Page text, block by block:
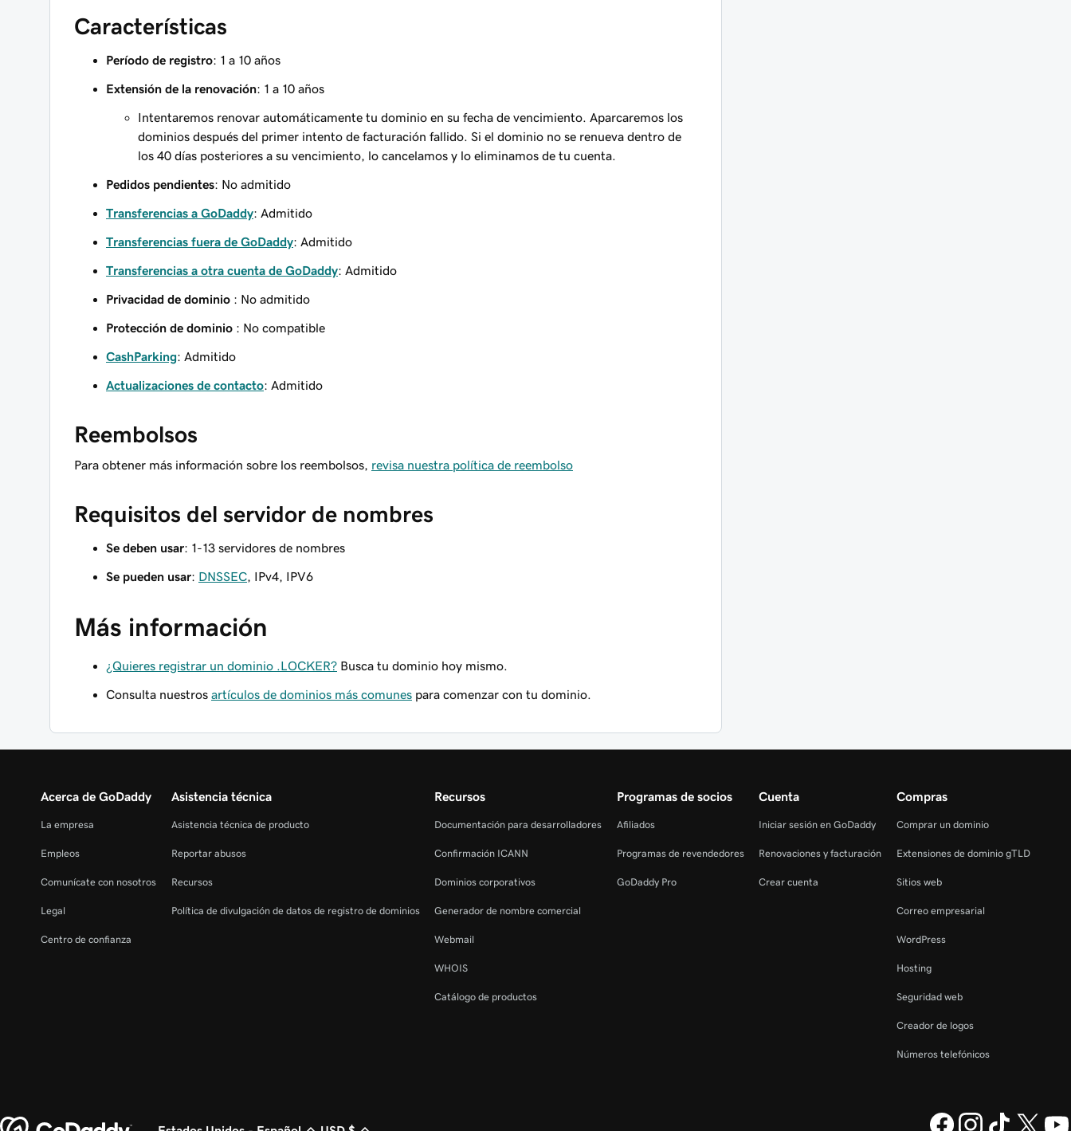
Características
Período de registro: 1 a 10 años
Extensión de la renovación: 1 a 10 años
Intentaremos renovar automáticamente tu dominio en su fecha de vencimiento. Aparcaremos los
dominios después del primer intento de facturación fallido. Si el dominio no se renueva dentro de
los 40 días posteriores a su vencimiento, lo cancelamos y lo eliminamos de tu cuenta.
Pedidos pendientes: No admitido
Transferencias a GoDaddy: Admitido
Transferencias fuera de GoDaddy: Admitido
Transferencias a otra cuenta de GoDaddy: Admitido
Privacidad de dominio : No admitido
Protección de dominio : No compatible
CashParking: Admitido
Actualizaciones de contacto‌‌: Admitido
Reembolsos
Para obtener más información sobre los reembolsos, revisa nuestra política de reembolso
Requisitos del servidor de nombres
Se deben usar: 1-13 servidores de nombres
Se pueden usar: DNSSEC , IPv4, IPV6
Más información
¿Quieres registrar un dominio .LOCKER? Busca tu dominio hoy mismo.
Consulta nuestros artículos de dominios más comunes para comenzar con tu dominio.
Acerca de GoDaddy
La empresa
Empleos
Comunícate con nosotros
Legal
Centro de confianza
Asistencia técnica
Asistencia técnica de producto
Reportar abusos
Recursos
Política de divulgación de datos de registro de dominios
Recursos
Documentación para desarrolladores
Confirmación ICANN
Dominios corporativos
Generador de nombre comercial
Webmail
WHOIS
Catálogo de productos
Programas de socios
Afiliados
Programas de revendedores
GoDaddy Pro
Cuenta
Iniciar sesión en GoDaddy
Renovaciones y facturación
Crear cuenta
Compras
Comprar un dominio
Extensiones de dominio gTLD
Sitios web
Correo empresarial
WordPress
Hosting
Seguridad web
Creador de logos
Números telefónicos